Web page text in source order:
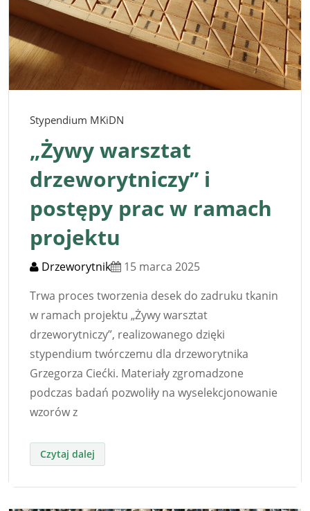
Stypendium MKiDN
„Żywy warsztat
drzeworytniczy” i
postępy prac w ramach
projektu
Drzeworytnik
15 marca 2025
Trwa proces tworzenia desek do zadruku tkanin
w ramach projektu „Żywy warsztat
drzeworytniczy”, realizowanego dzięki
stypendium twórczemu dla drzeworytnika
Grzegorza Ciećki. Materiały zgromadzone
podczas badań pozwoliły na wyselekcjonowanie
wzorów z